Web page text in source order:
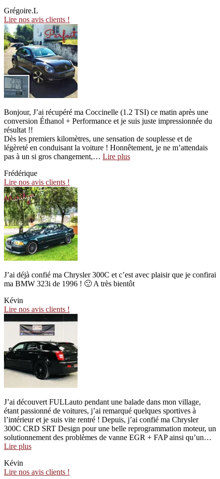
Grégoire.L
Lire nos avis clients !
Bonjour, J’ai récupéré ma Coccinelle (1.2 TSI) ce matin après une
conversion Éthanol + Performance et je suis juste impressionnée du
résultat !!
Dès les premiers kilomètres, une sensation de souplesse et de
légèreté en conduisant la voiture ! Honnêtement, je ne m’attendais
pas à un si gros changement,… Lire plus“Très
Frédérique
Lire nos avis clients !
J’ai déjà confié ma Chrysler 300C et c’est avec plaisir que je confirai
ma BMW 323i de 1996 ! 🙂 A très bientôt
Kévin
Lire nos avis clients !
J’ai découvert FULLauto pendant une balade dans mon village,
étant passionné de voitures, j’ai remarqué quelques sportives à
l’intérieur et je suis vite rentré ! Depuis, j’ai confié ma Chrysler
300C CRD SRT Design pour une belle reprogrammation moteur, un
solutionnement des problèmes de vanne EGR + FAP ainsi qu’un…
Lire plus“Parfait
Kévin
Lire nos avis clients !